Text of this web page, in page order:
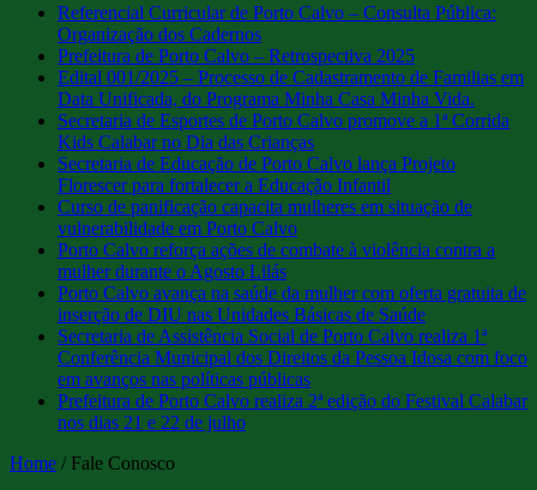
Referencial Curricular de Porto Calvo – Consulta Pública:
Organização dos Cadernos
Prefeitura de Porto Calvo – Retrospectiva 2025
Edital 001/2025 – Processo de Cadastramento de Familias em
Data Unificada, do Programa Minha Casa Minha Vida.
Secretaria de Esportes de Porto Calvo promove a 1ª Corrida
Kids Calabar no Dia das Crianças
Secretaria de Educação de Porto Calvo lança Projeto
Florescer para fortalecer a Educação Infantil
Curso de panificação capacita mulheres em situação de
vulnerabilidade em Porto Calvo
Porto Calvo reforça ações de combate à violência contra a
mulher durante o Agosto Lilás
Porto Calvo avança na saúde da mulher com oferta gratuita de
inserção de DIU nas Unidades Básicas de Saúde
Secretaria de Assistência Social de Porto Calvo realiza 1ª
Conferência Municipal dos Direitos da Pessoa Idosa com foco
em avanços nas políticas públicas
Prefeitura de Porto Calvo realiza 2ª edição do Festival Calabar
nos dias 21 e 22 de julho
Home / Fale Conosco